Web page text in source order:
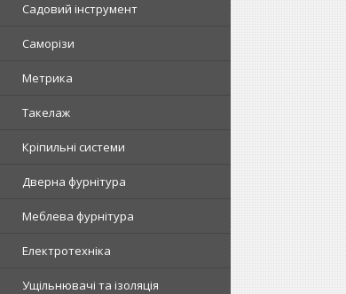
Садовий інструмент
Саморізи
Метрика
Такелаж
Кріпильні системи
Дверна фурнітура
Меблева фурнітура
Електротехніка
Ущільнювачі та ізоляція